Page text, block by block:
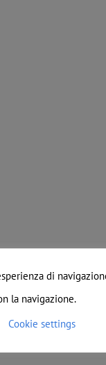
di
la navigazione.
Cookie settings